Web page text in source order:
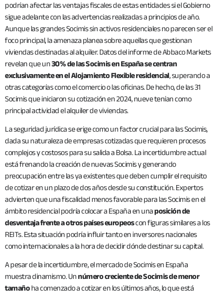
podrían afectar las ventajas fiscales de estas entidades si el Gobierno
sigue adelante con las advertencias realizadas a principios de año.
Aunque las grandes Socimis sin activos residenciales no parecen ser el
foco principal, la amenaza planea sobre aquellas que gestionan
viviendas destinadas al alquiler. Datos del informe de Abbaco Markets
revelan que un30% de las Socimis en España se centran
exclusivamente en el Alojamiento Flexible residencial, superando a
otras categorías como el comercio o las oficinas. De hecho, de las 31
Socimis que iniciaron su cotización en 2024, nueve tenían como
principal actividad el alquiler de viviendas.
La seguridad jurídica se erige como un factor crucial para las Socimis,
dada su naturaleza de empresas cotizadas que requieren procesos
complejos y costosos para su salida a Bolsa. La incertidumbre actual
está frenando la creación de nuevas Socimis y generando
preocupación entre las ya existentes que deben cumplir el requisito
de cotizar en un plazo de dos años desde su constitución. Expertos
advierten que una fiscalidad menos favorable para las Socimis en el
ámbito residencial podría colocar a España en unaposición de
desventaja frente a otros países europeoscon figuras similares a los
REITs. Esta situación podría influir tanto en inversores nacionales
como internacionales a la hora de decidir dónde destinar su capital.
A pesar de la incertidumbre, el mercado de Socimis en España
muestra dinamismo. Unnúmero creciente de Socimis de menor
tamañoha comenzado a cotizar en los últimos años, lo que está